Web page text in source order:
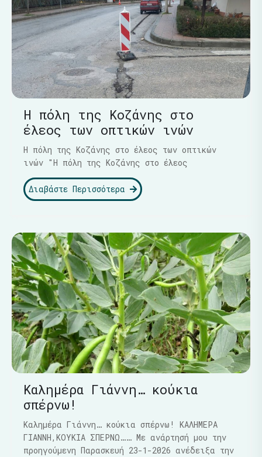
Η πόλη της Κοζάνης στο
έλεος των οπτικών ινών
Η πόλη της Κοζάνης στο έλεος των οπτικών
ινών "Η πόλη της Κοζάνης στο έλεος
Διαβάστε Περισσότερα
Καλημέρα Γιάννη… κούκια
σπέρνω!
Καλημέρα Γιάννη… κούκια σπέρνω! ΚΑΛΗΜΕΡΑ
ΓΙΑΝΝΗ,ΚΟΥΚΙΑ ΣΠΕΡΝΩ…… Με ανάρτησή μου την
προηγούμενη Παρασκευή 23-1-2026 ανέδειξα την